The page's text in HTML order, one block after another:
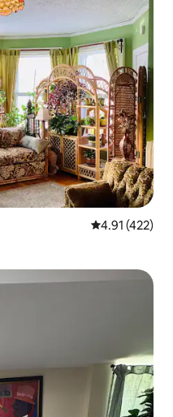
คะแนนเฉลี่ย
4.91 (422)